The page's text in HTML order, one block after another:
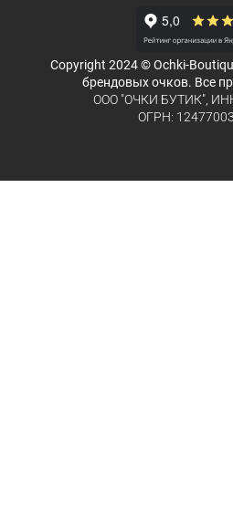
Copyright 2024 © Ochki-
брендовых очков. Все
ООО "ОЧКИ БУТИК",
ОГРН: